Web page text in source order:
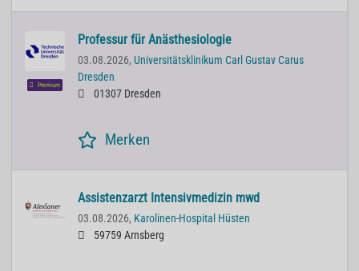
Premium
Professur für Anästhesiologie
03.08.2026, Universitätsklinikum Carl Gustav Carus
Dresden
01307 Dresden
Merken
Assistenzarzt Intensivmedizin mwd
03.08.2026, Karolinen-Hospital Hüsten
59759 Arnsberg